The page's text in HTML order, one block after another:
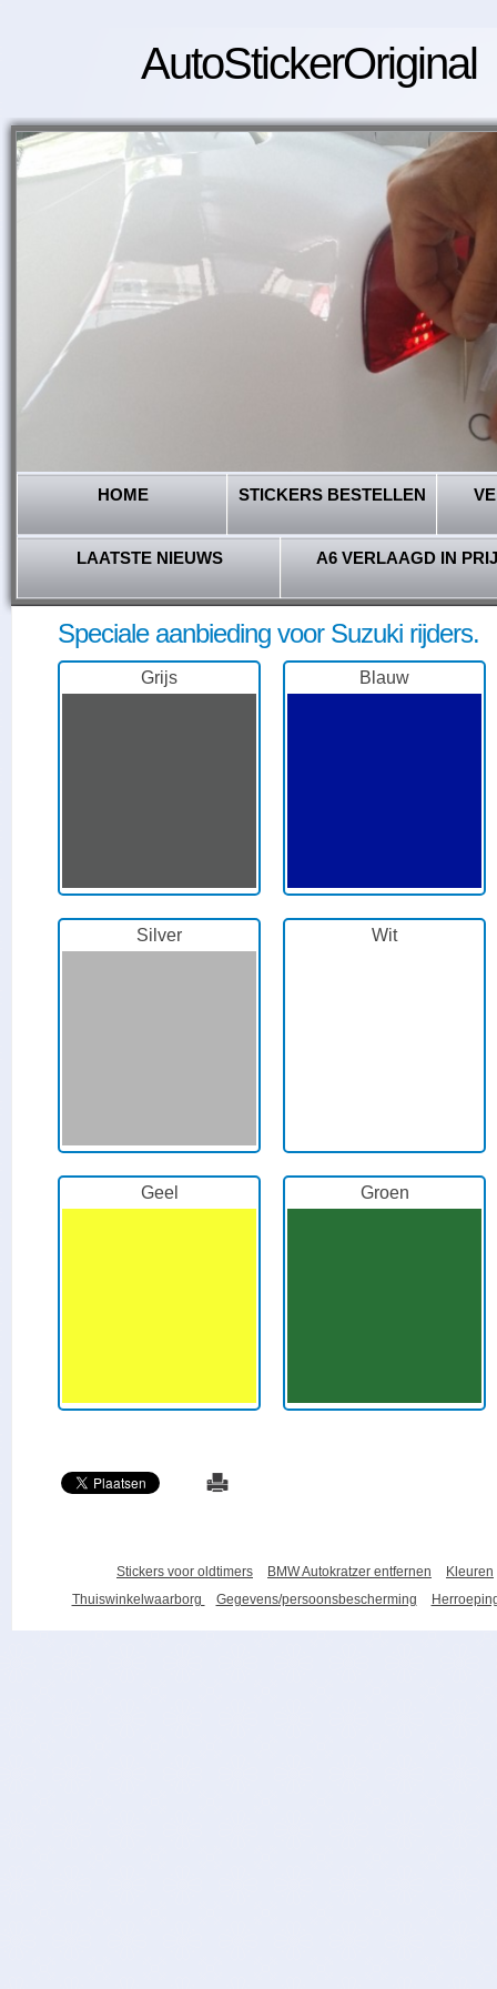
AutoStickerOriginal
HOME STICKERS BESTELLEN
LAATSTE NIEUWS A6 VERLAAGD IN
Speciale aanbieding voor Suzuki rijders.
Grijs Blauw
Silver Wit
Geel Groen
Stickers voor oldtimers BMW Autokratzer entfernen
Kleuren
Thuiswinkelwaarborg
Gegevens/persoonsbescherming